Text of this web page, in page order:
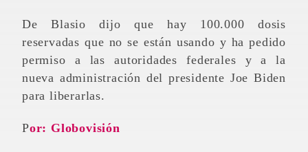
De Blasio dijo que hay 100.000 dosis
reservadas que no se están usando y ha pedido
permiso a las autoridades federales y a la
nueva administración del presidente Joe Biden
para liberarlas.
Por: Globovisión